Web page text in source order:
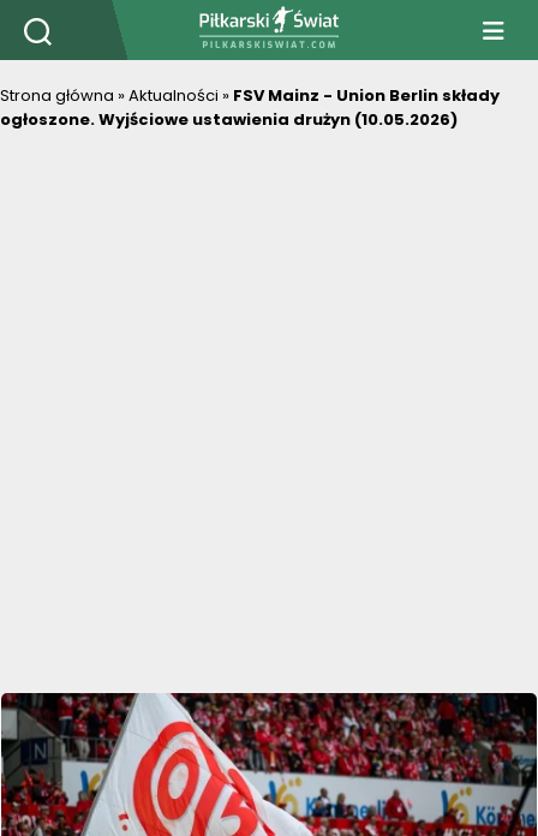
PiłkarskiSwiat.com
Strona główna »Aktualności » FSV Mainz - Union Berlin składy
ogłoszone. Wyjściowe ustawienia drużyn (10.05.2026)